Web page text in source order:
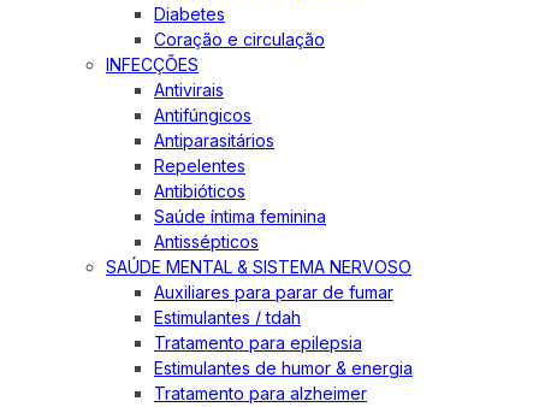
Diabetes
Coração e circulação
INFECÇÕES
Antivirais
Antifúngicos
Antiparasitários
Repelentes
Antibióticos
Saúde íntima feminina
Antissépticos
SAÚDE MENTAL & SISTEMA NERVOSO
Auxiliares para parar de fumar
Estimulantes / tdah
Tratamento para epilepsia
Estimulantes de humor & energia
Tratamento para alzheimer